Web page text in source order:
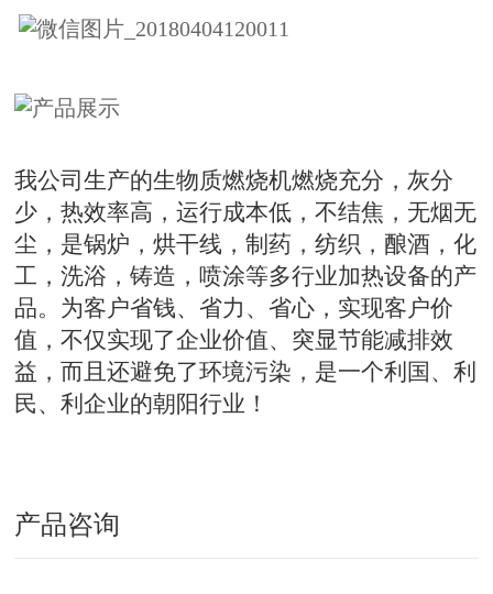
我公司生产的生物质燃烧机燃烧充分，灰分
少，热效率高，运行成本低，不结焦，无烟无
尘，是锅炉，烘干线，制药，纺织，酿酒，化
工，洗浴，铸造，喷涂等多行业加热设备的产
品。为客户省钱、省力、省心，实现客户价
值，不仅实现了企业价值、突显节能减排效
益，而且还避免了环境污染，是一个利国、利
民、利企业的朝阳行业！
产品咨询